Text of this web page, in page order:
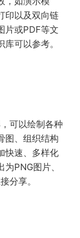
印以及双向链
片或PDF等文
可以参考。
可以绘制各种
图、组织结构
快速、多样化
PNG图片、
分享。